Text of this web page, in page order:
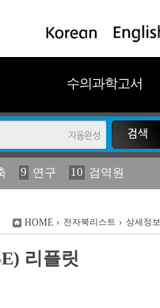
수의과학고서
9 연구 10 검역원
19 농림수산
HOME 전자북리스트 상세정보
리플릿